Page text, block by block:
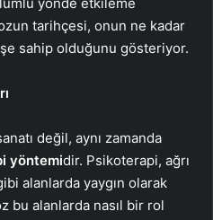
tarihçesi, onun ne kadar
sahip olduğunu gösteriyor.
değil, aynı zamanda
yöntemidir. Psikoterapi, ağrı
alanlarda yaygın olarak
bu alanlarda nasıl bir rol